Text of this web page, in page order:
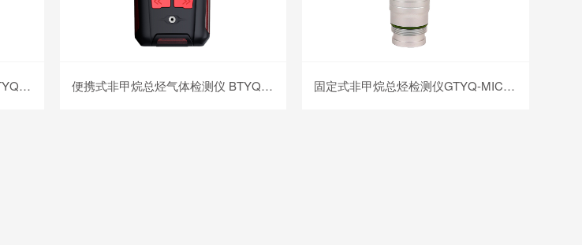
手持式非甲烷总烃气体检测仪 BTYQ-MS500-CxHy 便携式非甲烷总烃气体检测仪 BTYQ-MS400-CxHy 固定式非甲烷总烃检测仪GTYQ-MIC-500S-CxHy